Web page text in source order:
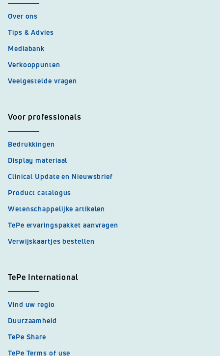
Over ons
Tips & Advies
Mediabank
Verkooppunten
Veelgestelde vragen
Voor professionals
Bedrukkingen
Display materiaal
Clinical Update en Nieuwsbrief
Product catalogus
Wetenschappelijke artikelen
TePe ervaringspakket aanvragen
Verwijskaartjes bestellen
TePe International
Vind uw regio
Duurzaamheid
TePe Share
TePe Terms of use